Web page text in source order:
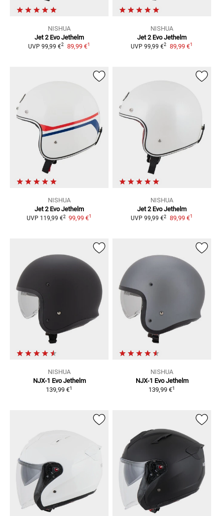
NISHUA
Jet 2 Evo Jethelm
UVP 99,99 €2 89,99 €1
NISHUA
Jet 2 Evo Jethelm
UVP 99,99 €2 89,99 €1
NISHUA
Jet 2 Evo Jethelm
UVP 119,99 €2 99,99 €1
NISHUA
Jet 2 Evo Jethelm
UVP 99,99 €2 89,99 €1
NISHUA
NJX-1 Evo Jethelm
139,99 €1
NISHUA
NJX-1 Evo Jethelm
139,99 €1